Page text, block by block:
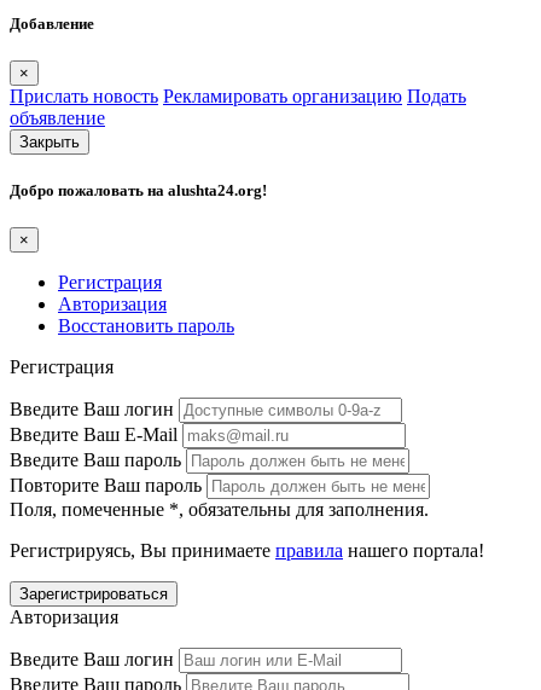
Добавление
×
Прислать новость Рекламировать организацию Подать
объявление
Закрыть
Добро пожаловать на alushta24.org!
×
Регистрация
Авторизация
Восстановить пароль
Регистрация
Введите Ваш логин
Введите Ваш E-Mail
Введите Ваш пароль
Повторите Ваш пароль
Поля, помеченные *, обязательны для заполнения.
Регистрируясь, Вы принимаете правила нашего портала!
Авторизация
Введите Ваш логин
Введите Ваш пароль